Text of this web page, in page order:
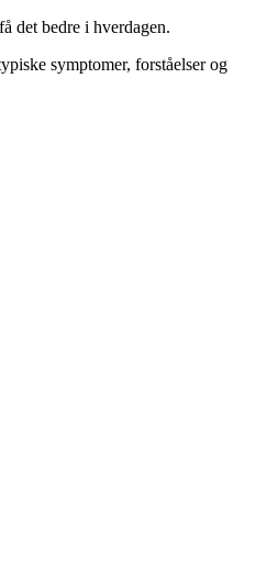
det bedre i hverdagen.
symptomer, forståelser og